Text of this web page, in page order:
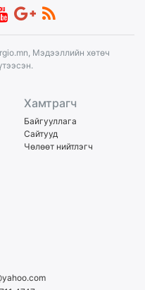
Мэдээллийн хөтөч
Хамтрагч
Байгууллага
Сайтууд
Чөлөөт нийтлэгч